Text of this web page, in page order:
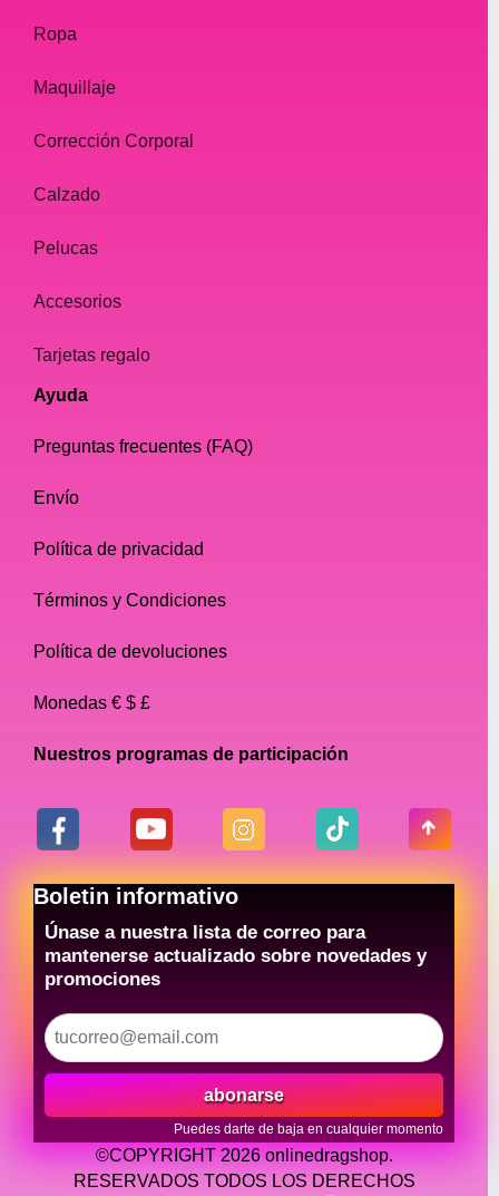
Ropa
Maquillaje
Corrección Corporal
Calzado
Pelucas
Accesorios
Tarjetas regalo
Ayuda
Preguntas frecuentes (FAQ)
Envío
Política de privacidad
Términos y Condiciones
Política de devoluciones
Monedas € $ £
Nuestros programas de participación
Boletin informativo
Únase a nuestra lista de correo para
mantenerse actualizado sobre novedades y
promociones
abonarse
Puedes darte de baja en cualquier momento
©COPYRIGHT 2026 onlinedragshop.
RESERVADOS TODOS LOS DERECHOS